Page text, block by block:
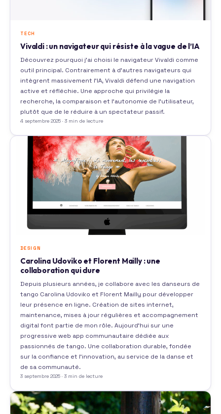
TECH
Vivaldi : un navigateur qui résiste à la vague de l’IA
Découvrez pourquoi j’ai choisi le navigateur Vivaldi comme
outil principal. Contrairement à d’autres navigateurs qui
intègrent massivement l’IA, Vivaldi défend une navigation
active et réfléchie. Une approche qui privilégie la
recherche, la comparaison et l’autonomie de l’utilisateur,
plutôt que de le réduire à un spectateur passif.
4 septembre 2025 · 3 min de lecture
DESIGN
Carolina Udoviko et Florent Mailly : une
collaboration qui dure
Depuis plusieurs années, je collabore avec les danseurs de
tango Carolina Udoviko et Florent Mailly pour développer
leur présence en ligne. Création de sites internet,
maintenance, mises à jour régulières et accompagnement
digital font partie de mon rôle. Aujourd’hui sur une
progressive web app communautaire dédiée aux
passionnés de tango. Une collaboration durable, fondée
sur la confiance et l’innovation, au service de la danse et
de sa communauté.
3 septembre 2025 · 3 min de lecture